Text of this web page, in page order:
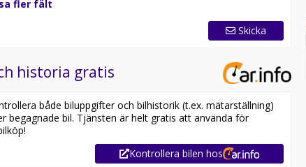
fler fält
Skicka
historia gratis
både biluppgifter och bilhistorik (t.ex. mätarställning)
begagnade bil. Tjänsten är helt gratis att använda för
Kontrollera bilen hos